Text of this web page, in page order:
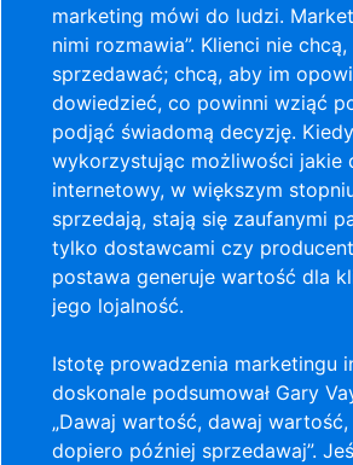
marketing mówi do ludzi.
nimi rozmawia”. Klienci nie
sprzedawać; chcą, aby im
dowiedzieć, co powinni wziąć
podjąć świadomą decyzję.
wykorzystując możliwości jakie
internetowy, w większym
sprzedają, stają się zaufanymi
tylko dostawcami czy
postawa generuje wartość dla
jego lojalność.
Istotę prowadzenia marketingu
doskonale podsumował Gary
„Dawaj wartość, dawaj
dopiero później sprzedawaj”.